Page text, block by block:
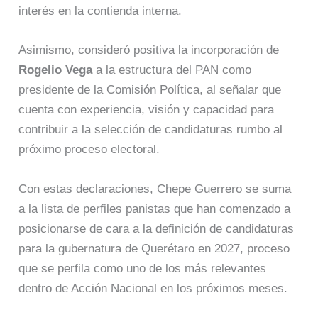
interés en la contienda interna.
Asimismo, consideró positiva la incorporación de
Rogelio Vegaa la estructura del PAN como
presidente de la Comisión Política, al señalar que
cuenta con experiencia, visión y capacidad para
contribuir a la selección de candidaturas rumbo al
próximo proceso electoral.
Con estas declaraciones, Chepe Guerrero se suma
a la lista de perfiles panistas que han comenzado a
posicionarse de cara a la definición de candidaturas
para la gubernatura de Querétaro en 2027, proceso
que se perfila como uno de los más relevantes
dentro de Acción Nacional en los próximos meses.